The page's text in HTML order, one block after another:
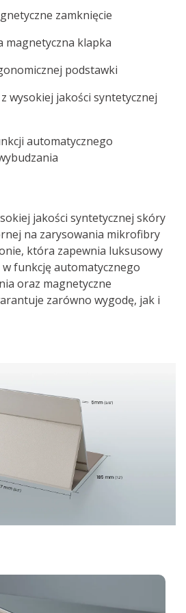
zamknięcie
magnetyczna klapka
podstawki
wysokiej jakości syntetycznej
automatycznego
jakości syntetycznej skóry
na zarysowania mikrofibry
która zapewnia luksusowy
funkcję automatycznego
oraz magnetyczne
zarówno wygodę, jak i